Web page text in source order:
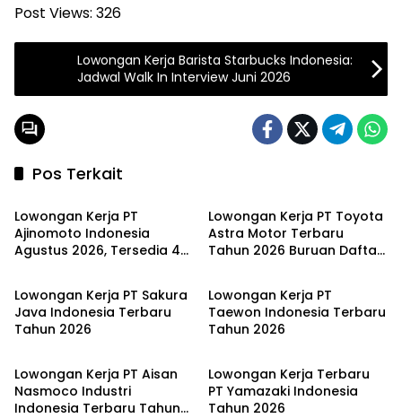
Post Views: 326
Lowongan Kerja Barista Starbucks Indonesia:
Jadwal Walk In Interview Juni 2026
Pos Terkait
LOKER SMA/SMK
Lowongan Kerja PT
Ajinomoto Indonesia
Agustus 2026, Tersedia 4
Lowongan Kerja PT Toyota
Astra Motor Terbaru
Tahun 2026 Buruan Daftar
JABODETABEK
Lowongan Kerja PT Sakura
Java Indonesia Terbaru
Tahun 2026
JABODETABEK
Lowongan Kerja PT
Taewon Indonesia Terbaru
Tahun 2026
JABODETABEK
Lowongan Kerja PT Aisan
Nasmoco Industri
Indonesia Terbaru Tahun
JABODETABEK
Lowongan Kerja Terbaru
PT Yamazaki Indonesia
Tahun 2026